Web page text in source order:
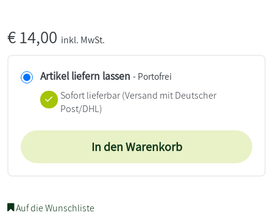
€14,00 inkl. MwSt.
Artikel liefern lassen - Portofrei
Sofort lieferbar(Versand mit Deutscher
Post/DHL)
In den Warenkorb
Auf die Wunschliste